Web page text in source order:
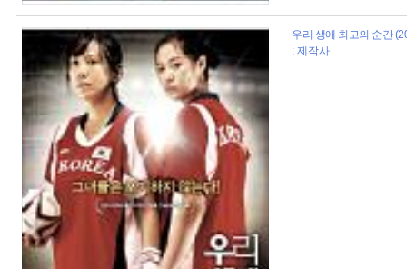
우리 생애 최고의 순간
: 제작사